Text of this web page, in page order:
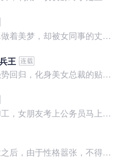
秦书凯抱着女同事的腰真做着美梦，却被女同事的丈夫发现，解释说是正常工作......被打击报复，得到漂亮女邻居的帮助，从此不断高升……
王
为了男人的承诺，萧晨强势回归，化身美女总裁的贴身保镖，横扫八方之敌，谱写王者传奇！
一个没有人事关系的装卸工，女朋友考上公务员马上抛弃了他，却是没有想到他也考上了公务员，奇迹般成为高官……
身世神秘的刘飞大学毕业之后，由于性格嚣张，不得不一而再再而三的面临着重重危机，受到了来自各方面的全方位打压